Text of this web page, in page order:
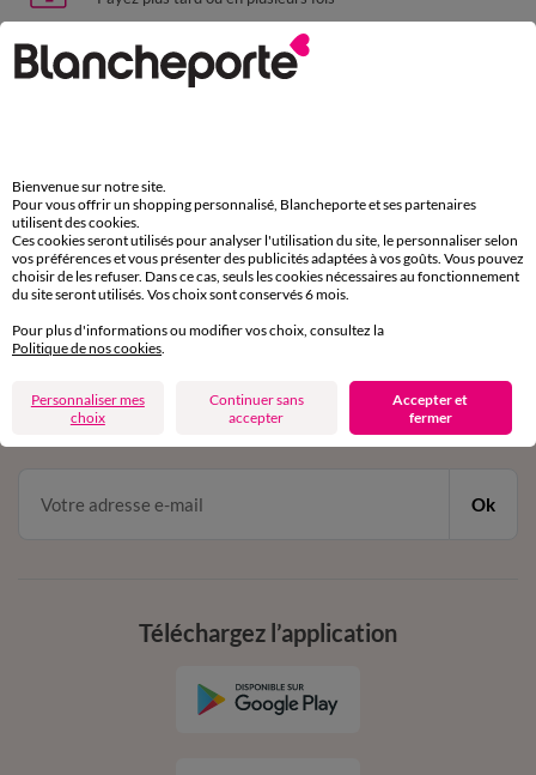
Livraison express
domicile, relais, consignes automatiques
Service clients
par chat et par téléphone
de 8h00 à 20h00 du lundi au samedi
en vous inscrivant à la newsletter
dès 20€ d’achat
conditions dans votre email de confirmation
Ok
Téléchargez l’application
Bienvenue sur notre site.
Pour vous offrir un shopping personnalisé, Blancheporte et ses partenaires
utilisent des cookies.
Ces cookies seront utilisés pour analyser l'utilisation du site, le personnaliser selon
vos préférences et vous présenter des publicités adaptées à vos goûts. Vous pouvez
choisir de les refuser. Dans ce cas, seuls les cookies nécessaires au fonctionnement
du site seront utilisés. Vos choix sont conservés 6 mois.
Pour plus d'informations ou modifier vos choix, consultez la
Politique de nos cookies.
Personnaliser mes
choix
Continuer sans
accepter
Accepter et
fermer